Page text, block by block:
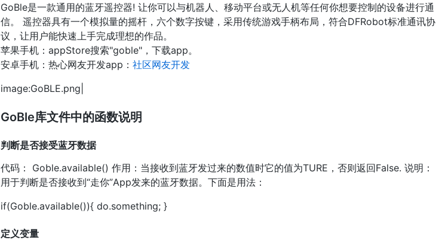
GoBle是一款通用的蓝牙遥控器! 让你可以与机器人、移动平台或无人机等任何你想要控制的设备进行通
信。 遥控器具有一个模拟量的摇杆，六个数字按键，采用传统游戏手柄布局，符合DFRobot标准通讯协
议，让用户能快速上手完成理想的作品。
苹果手机：appStore搜索"goble"，下载app。
安卓手机：热心网友开发app： 社区网友开发
image:GoBLE.png|
GoBle库文件中的函数说明
判断是否接受蓝牙数据
代码： Goble.available() 作用：当接收到蓝牙发过来的数值时它的值为TURE，否则返回False. 说明：
用于判断是否接收到“走你”App发来的蓝牙数据。下面是用法：
if(Goble.available()){ do.something; }
定义变量